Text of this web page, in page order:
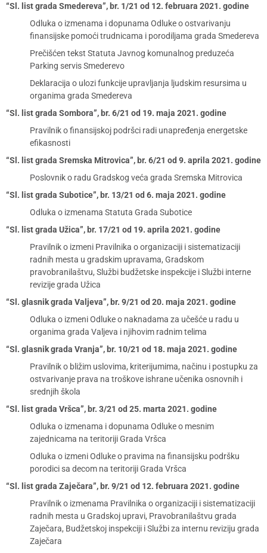
“Sl. list grada Smedereva”, br. 1/21 od 12. februara 2021. godine
Odluka o izmenama i dopunama Odluke o ostvarivanju
finansijske pomoći trudnicama i porodiljama grada Smedereva
Prečišćen tekst Statuta Javnog komunalnog preduzeća
Parking servis Smederevo
Deklaracija o ulozi funkcije upravljanja ljudskim resursima u
organima grada Smedereva
“Sl. list grada Sombora”, br. 6/21 od 19. maja 2021. godine
Pravilnik o finansijskoj podršci radi unapređenja energetske
efikasnosti
“Sl. list grada Sremska Mitrovica”, br. 6/21 od 9. aprila 2021. godine
Poslovnik o radu Gradskog veća grada Sremska Mitrovica
“Sl. list grada Subotice”, br. 13/21 od 6. maja 2021. godine
Odluka o izmenama Statuta Grada Subotice
“Sl. list grada Užica”, br. 17/21 od 19. aprila 2021. godine
Pravilnik o izmeni Pravilnika o organizaciji i sistematizaciji
radnih mesta u gradskim upravama, Gradskom
pravobranilaštvu, Službi budžetske inspekcije i Službi interne
revizije grada Užica
“Sl. glasnik grada Valjeva”, br. 9/21 od 20. maja 2021. godine
Odluka o izmeni Odluke o naknadama za učešće u radu u
organima grada Valjeva i njihovim radnim telima
“Sl. glasnik grada Vranja”, br. 10/21 od 18. maja 2021. godine
Pravilnik o bližim uslovima, kriterijumima, načinu i postupku za
ostvarivanje prava na troškove ishrane učenika osnovnih i
srednjih škola
“Sl. list grada Vršca”, br. 3/21 od 25. marta 2021. godine
Odluka o izmenama i dopunama Odluke o mesnim
zajednicama na teritoriji Grada Vršca
Odluka o izmeni Odluke o pravima na finansijsku podršku
porodici sa decom na teritoriji Grada Vršca
“Sl. list grada Zaječara”, br. 9/21 od 12. februara 2021. godine
Pravilnik o izmenama Pravilnika o organizaciji i sistematizaciji
radnih mesta u Gradskoj upravi, Pravobranilaštvu grada
Zaječara, Budžetskoj inspekciji i Službi za internu reviziju grada
Zaječara